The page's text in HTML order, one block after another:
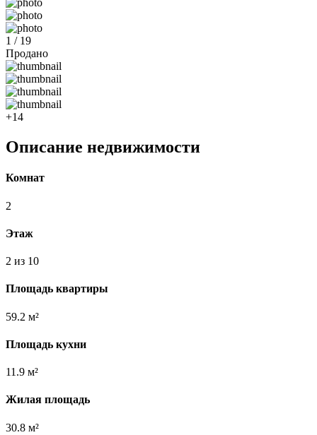
1 / 19
Продано
+14
Описание недвижимости
Комнат
2
Этаж
2 из 10
Площадь квартиры
59.2 м²
Площадь кухни
11.9 м²
Жилая площадь
30.8 м²